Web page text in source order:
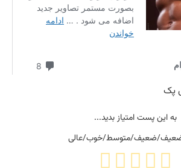
پک
به این پست امتیاز بدید...
ضعیف/متوسط/خوب/عالی